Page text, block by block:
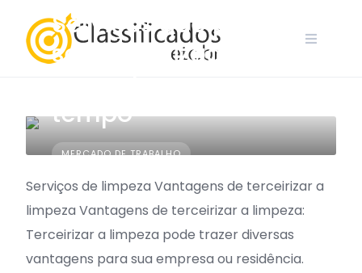
content
MERCADO DE TRABALHO
Serviços que podem
ser terceirizados
tempo
Serviços de limpeza Vantagens de terceirizar a
limpeza Vantagens de terceirizar a limpeza:
Terceirizar a limpeza pode trazer diversas
vantagens para sua empresa ou residência.